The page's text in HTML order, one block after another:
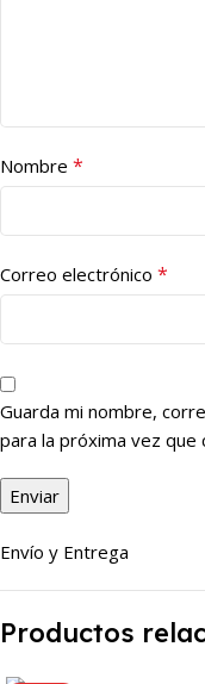
Nombre *
Correo electrónico *
Guarda mi nombre,
para la próxima vez que
Envío y Entrega
Productos